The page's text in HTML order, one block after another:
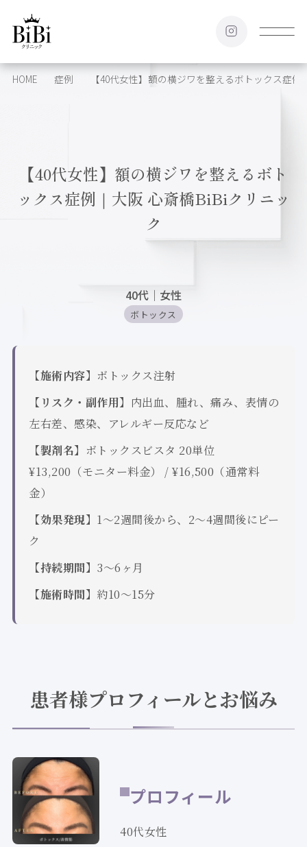
HOME 症例 【40代女性】額の横ジワを整えるボトックス症
【40代女性】額の横ジワを整えるボト
ックス症例｜大阪 心斎橋BiBiクリニッ
ク
40代 ｜ 女性
ボトックス
【施術内容】 ボトックス注射
【リスク・副作用】 内出血、腫れ、痛み、表情の
左右差、感染、アレルギー反応など
【製剤名】 ボトックスビスタ 20単位
¥13,200（モニター料金） / ¥16,500（通常料
金）
【効果発現】 1〜2週間後から、2〜4週間後にピー
ク
【持続期間】 3〜6ヶ月
【施術時間】 約10〜15分
患者様プロフィールとお悩み
プロフィール
40代女性